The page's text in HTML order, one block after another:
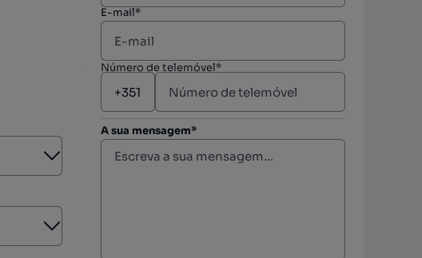
Aberto
Aberto
E-mail*
Número de telemóvel*
A sua mensagem*